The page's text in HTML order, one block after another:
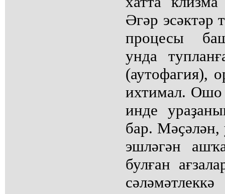
Әгәр эсәктәр
процесы
унда
(аутофагия),
ихтимал. Ошо
инде
бар.
эшләгән
булған